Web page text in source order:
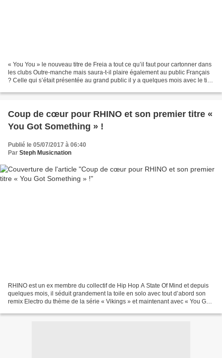
« You You » le nouveau titre de Freia a tout ce qu’il faut pour cartonner dans
les clubs Outre-manche mais saura-t-il plaire également au public Français
? Celle qui s’était présentée au grand public il y a quelques mois avec le titre
Coup de cœur pour RHINO et son premier titre «
You Got Something » !
Publié le 05/07/2017 à 06:40
Par Steph Musicnation
RHINO est un ex membre du collectif de Hip Hop A State Of Mind et depuis
quelques mois, il séduit grandement la toile en solo avec tout d’abord son
remix Electro du thème de la série « Vikings » et maintenant avec « You Got